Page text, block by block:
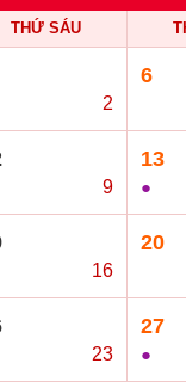
THỨ SÁU
2
6
9
13
●
16
20
23
27
●